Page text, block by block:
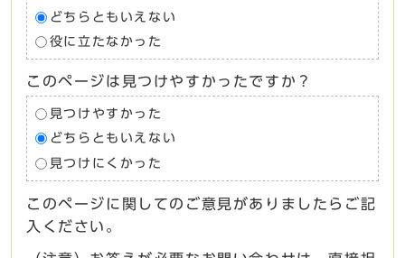
どちらともいえない
役に立たなかった
このページは見つけやすかったですか？
見つけやすかった
どちらともいえない
見つけにくかった
このページに関してのご意見がありましたらご記
入ください。